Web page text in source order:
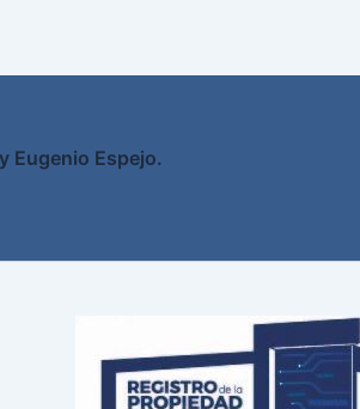
Eugenio Espejo.